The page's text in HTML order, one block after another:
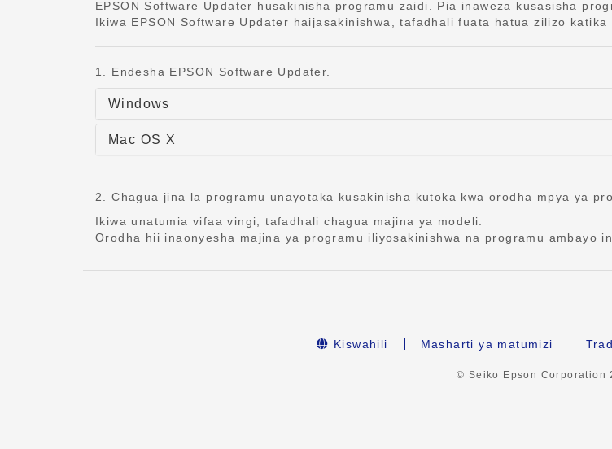
EPSON Software Updater husakinisha programu zaidi. Pia inaweza kusasisha
Ikiwa EPSON Software Updater haijasakinishwa, tafadhali fuata hatua zilizo
1. Endesha EPSON Software Updater.
Windows
Mac OS X
2. Chagua jina la programu unayotaka kusakinisha kutoka kwa orodha mpya ya
Ikiwa unatumia vifaa vingi, tafadhali chagua majina ya modeli.
Orodha hii inaonyesha majina ya programu iliyosakinishwa na programu ambayo
Kiswahili Masharti ya matumizi
© Seiko Epson Corporation